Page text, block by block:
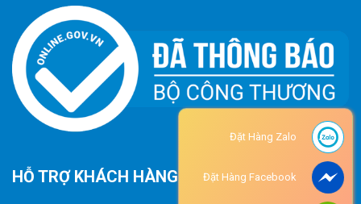
HỖ TRỢ KHÁCH HÀNG
Đặt Hàng Zalo
Đặt Hàng Facebook